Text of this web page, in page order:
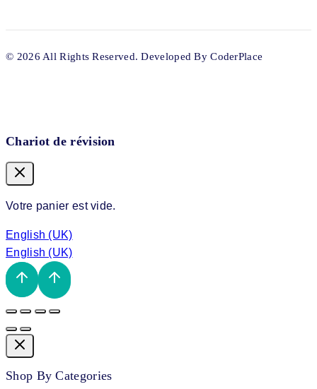
© 2026 All Rights Reserved. Developed By CoderPlace
Chariot de révision
Votre panier est vide.
English (UK)
English (UK)
Shop By Categories